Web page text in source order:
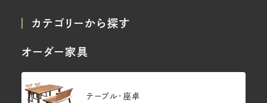
カテゴリーから探す
オーダー家具
テーブル・座卓